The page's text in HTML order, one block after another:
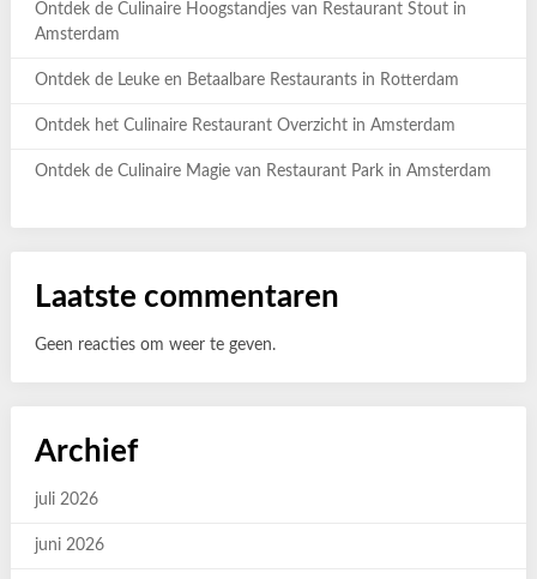
Ontdek de Culinaire Hoogstandjes van Restaurant Stout in
Amsterdam
Ontdek de Leuke en Betaalbare Restaurants in Rotterdam
Ontdek het Culinaire Restaurant Overzicht in Amsterdam
Ontdek de Culinaire Magie van Restaurant Park in Amsterdam
Laatste commentaren
Geen reacties om weer te geven.
Archief
juli 2026
juni 2026